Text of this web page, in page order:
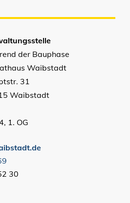
der Bauphase
Waibstadt
31
Waibstadt
1. OG
30